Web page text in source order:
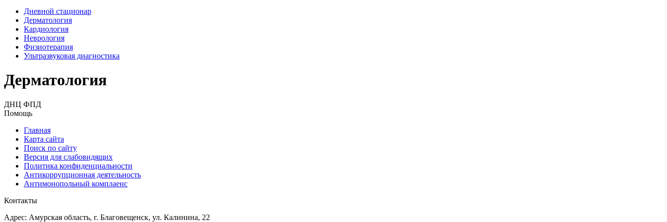
Дневной стационар
Дерматология
Кардиология
Неврология
Физиотерапия
Ультразвуковая диагностика
Дерматология
ДНЦ ФПД
Помощь
Главная
Карта сайта
Поиск по сайту
Версия для слабовидящих
Политика конфиденциальности
Антикоррупционная деятельность
Антимонопольный комплаенс
Контакты
Адрес: Амурская область, г. Благовещенск, ул. Калинина, 22